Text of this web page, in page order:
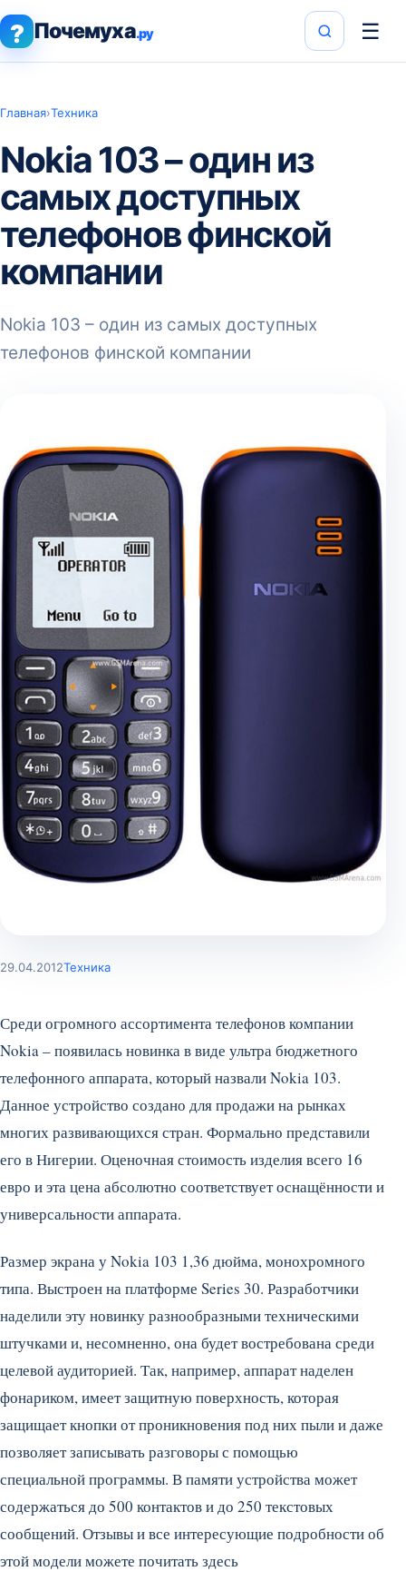
? Почемуха.ру ☰
Главная›Техника
Nokia 103 – один из
самых доступных
телефонов финской
компании
Nokia 103 – один из самых доступных
телефонов финской компании
29.04.2012Техника
Среди огромного ассортимента телефонов компании
Nokia – появилась новинка в виде ультра бюджетного
телефонного аппарата, который назвали Nokia 103.
Данное устройство создано для продажи на рынках
многих развивающихся стран. Формально представили
его в Нигерии. Оценочная стоимость изделия всего 16
евро и эта цена абсолютно соответствует оснащённости и
универсальности аппарата.
Размер экрана у Nokia 103 1,36 дюйма, монохромного
типа. Выстроен на платформе Series 30. Разработчики
наделили эту новинку разнообразными техническими
штучками и, несомненно, она будет востребована среди
целевой аудиторией. Так, например, аппарат наделен
фонариком, имеет защитную поверхность, которая
защищает кнопки от проникновения под них пыли и даже
позволяет записывать разговоры с помощью
специальной программы. В памяти устройства может
содержаться до 500 контактов и до 250 текстовых
сообщений. Отзывы и все интересующие подробности об
этой модели можете почитать здесь